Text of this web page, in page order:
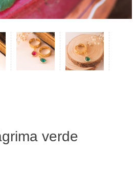
verde